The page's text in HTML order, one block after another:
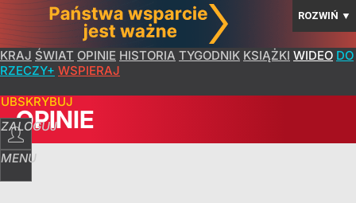
ROZWIŃ ▼
KRAJ ŚWIAT OPINIE HISTORIA TYGODNIK KSIĄŻKI WIDEO DO
RZECZY+ WSPIERAJ
ZALOGUJ
MENU
OPINIE